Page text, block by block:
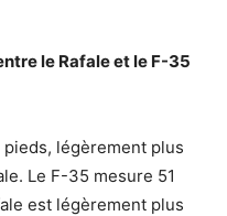
le Rafale et le F-35
légèrement plus
Le F-35 mesure 51
est légèrement plus